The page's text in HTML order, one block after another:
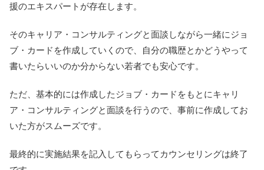
援のエキスパートが存在します。
そのキャリア・コンサルティングと面談しながら一緒にジョ
ブ・カードを作成していくので、自分の職歴とかどうやって
書いたらいいのか分からない若者でも安心です。
ただ、基本的には作成したジョブ・カードをもとにキャリ
ア・コンサルティングと面談を行うので、事前に作成してお
いた方がスムーズです。
最終的に実施結果を記入してもらってカウンセリングは終了